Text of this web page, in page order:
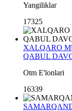
Yangiliklar
17325
XALQARO
QABUL
Otm E'lonlari
16339